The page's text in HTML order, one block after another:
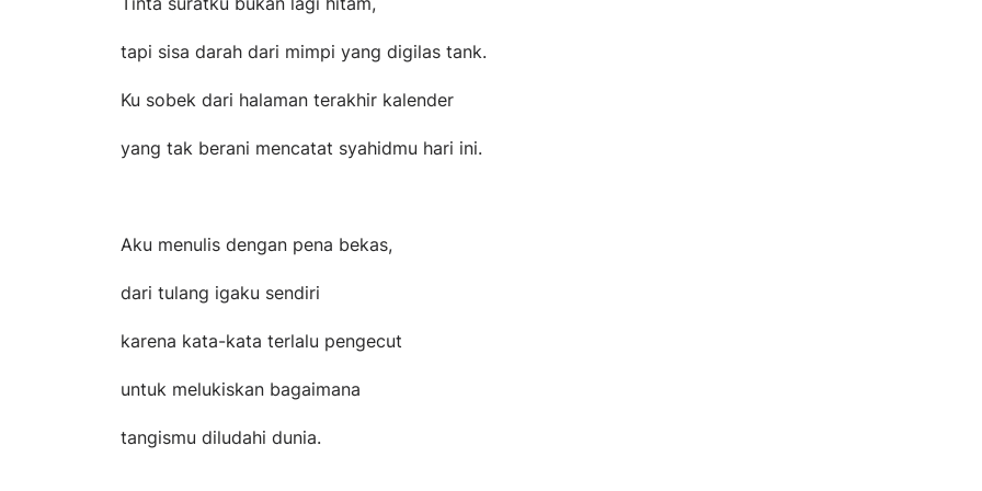
tapi sisa darah dari mimpi yang digilas tank.
Ku sobek dari halaman terakhir kalender
yang tak berani mencatat syahidmu hari ini.
Aku menulis dengan pena bekas,
dari tulang igaku sendiri
karena kata-kata terlalu pengecut
untuk melukiskan bagaimana
tangismu diludahi dunia.